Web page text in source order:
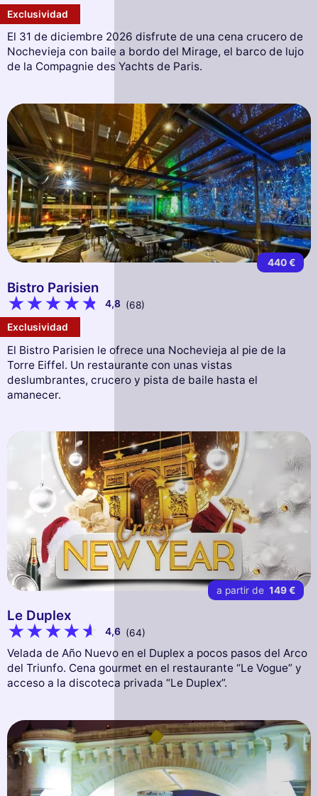
Exclusividad
El 31 de diciembre 2026 disfrute de una cena crucero de
Nochevieja con baile a bordo del Mirage, el barco de lujo
de la Compagnie des Yachts de Paris.
440 €
Bistro Parisien
4,8 (68)
Exclusividad
El Bistro Parisien le ofrece una Nochevieja al pie de la
Torre Eiffel. Un restaurante con unas vistas
deslumbrantes, crucero y pista de baile hasta el
amanecer.
a partir de 149 €
Le Duplex
4,6 (64)
Velada de Año Nuevo en el Duplex a pocos pasos del Arco
del Triunfo. Cena gourmet en el restaurante “Le Vogue” y
acceso a la discoteca privada “Le Duplex”.